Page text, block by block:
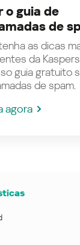
o guia de
de
as dicas
da
guia gratuito
de spam.
agora